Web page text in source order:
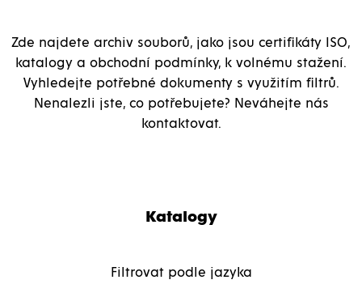
Zde najdete archiv souborů, jako jsou certifikáty ISO,
katalogy a obchodní podmínky, k volnému stažení.
Vyhledejte potřebné dokumenty s využitím filtrů.
Nenalezli jste, co potřebujete? Neváhejte nás
kontaktovat.
Katalogy
Filtrovat podle jazyka